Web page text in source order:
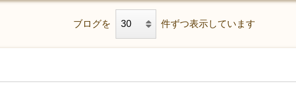
ブログを 件ずつ表示しています